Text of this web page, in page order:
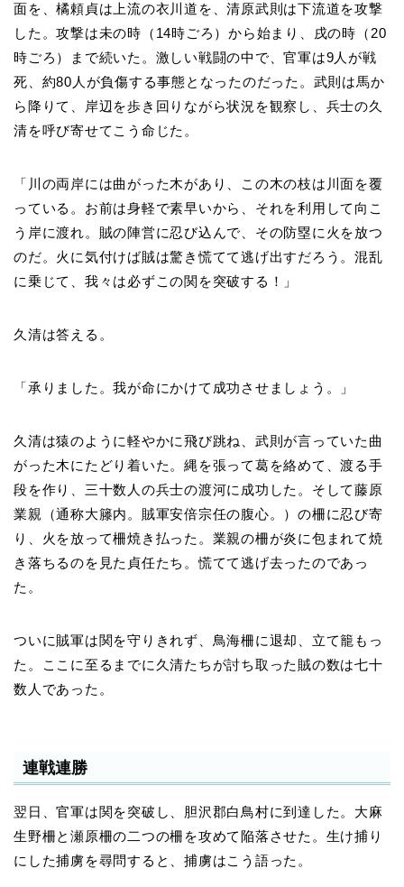
面を、橘頼貞は上流の衣川道を、清原武則は下流道を攻撃
した。攻撃は未の時（14時ごろ）から始まり、戌の時（20
時ごろ）まで続いた。激しい戦闘の中で、官軍は9人が戦
死、約80人が負傷する事態となったのだった。武則は馬か
ら降りて、岸辺を歩き回りながら状況を観察し、兵士の久
清を呼び寄せてこう命じた。
「川の両岸には曲がった木があり、この木の枝は川面を覆
っている。お前は身軽で素早いから、それを利用して向こ
う岸に渡れ。賊の陣営に忍び込んで、その防塁に火を放つ
のだ。火に気付けば賊は驚き慌てて逃げ出すだろう。混乱
に乗じて、我々は必ずこの関を突破する！」
久清は答える。
「承りました。我が命にかけて成功させましょう。」
久清は猿のように軽やかに飛び跳ね、武則が言っていた曲
がった木にたどり着いた。縄を張って葛を絡めて、渡る手
段を作り、三十数人の兵士の渡河に成功した。そして藤原
業親（通称大籐内。賊軍安倍宗任の腹心。）の柵に忍び寄
り、火を放って柵焼き払った。業親の柵が炎に包まれて焼
き落ちるのを見た貞任たち。慌てて逃げ去ったのであっ
た。
ついに賊軍は関を守りきれず、鳥海柵に退却、立て籠もっ
た。ここに至るまでに久清たちが討ち取った賊の数は七十
数人であった。
連戦連勝
翌日、官軍は関を突破し、胆沢郡白鳥村に到達した。大麻
生野柵と瀬原柵の二つの柵を攻めて陥落させた。生け捕り
にした捕虜を尋問すると、捕虜はこう語った。